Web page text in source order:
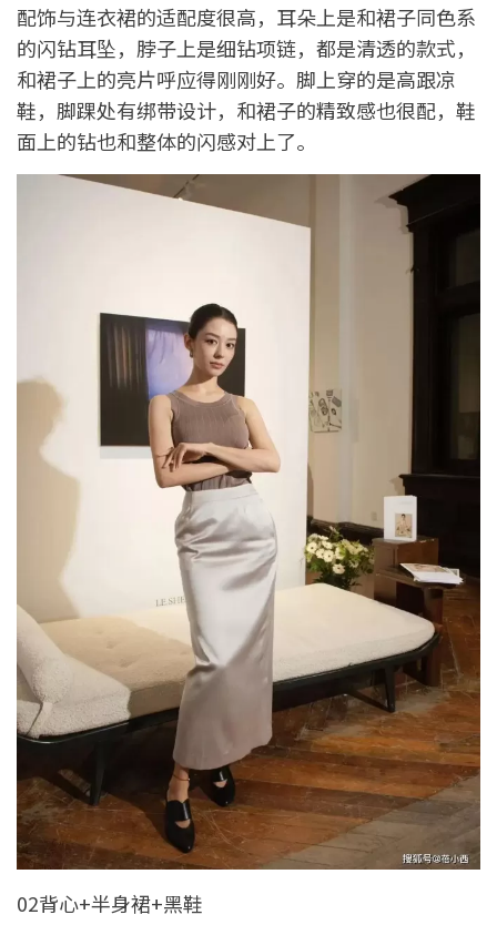
配饰与连衣裙的适配度很高，耳朵上是和裙子同色系
的闪钻耳坠，脖子上是细钻项链，都是清透的款式，
和裙子上的亮片呼应得刚刚好。脚上穿的是高跟凉
鞋，脚踝处有绑带设计，和裙子的精致感也很配，鞋
面上的钻也和整体的闪感对上了。
02背心+半身裙+黑鞋